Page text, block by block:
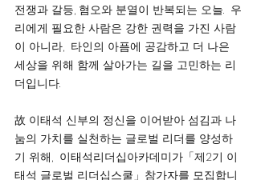
전쟁과 갈등, 혐오와 분열이 반복되는 오늘.  우
리에게 필요한 사람은 강한 권력을 가진 사람
이 아니라,  타인의 아픔에 공감하고 더 나은
세상을 위해 함께 살아가는 길을 고민하는 리
더입니다.
故 이태석 신부의 정신을 이어받아 섬김과 나
눔의 가치를 실천하는 글로벌 리더를 양성하
기 위해,  이태석리더십아카데미가「제2기 이
태석 글로벌 리더십스쿨」참가자를 모집합니